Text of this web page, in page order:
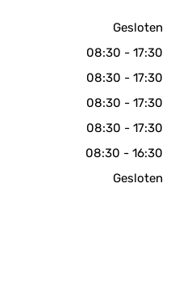
Gesloten
08:30 - 17:30
08:30 - 17:30
08:30 - 17:30
08:30 - 17:30
08:30 - 16:30
Gesloten